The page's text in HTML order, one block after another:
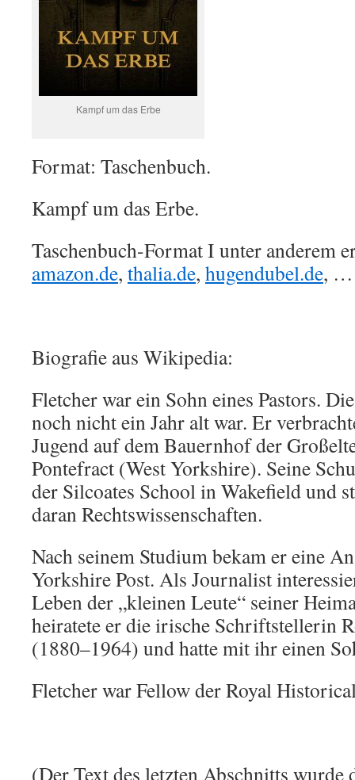
Kampf um das Erbe
Format: Taschenbuch.
Kampf um das Erbe.
Taschenbuch-Format I unter anderem
amazon.de, thalia.de, hugendubel.de, …
Biografie aus Wikipedia:
Fletcher war ein Sohn eines Pastors.
noch nicht ein Jahr alt war. Er
Jugend auf dem Bauernhof der
Pontefract (West Yorkshire). Seine
der Silcoates School in Wakefield und
daran Rechtswissenschaften.
Nach seinem Studium bekam er eine
Yorkshire Post. Als Journalist
Leben der „kleinen Leute“ seiner
heiratete er die irische Schriftstellerin
(1880–1964) und hatte mit ihr einen
Fletcher war Fellow der Royal
(Der Text des letzten Abschnitts wurde